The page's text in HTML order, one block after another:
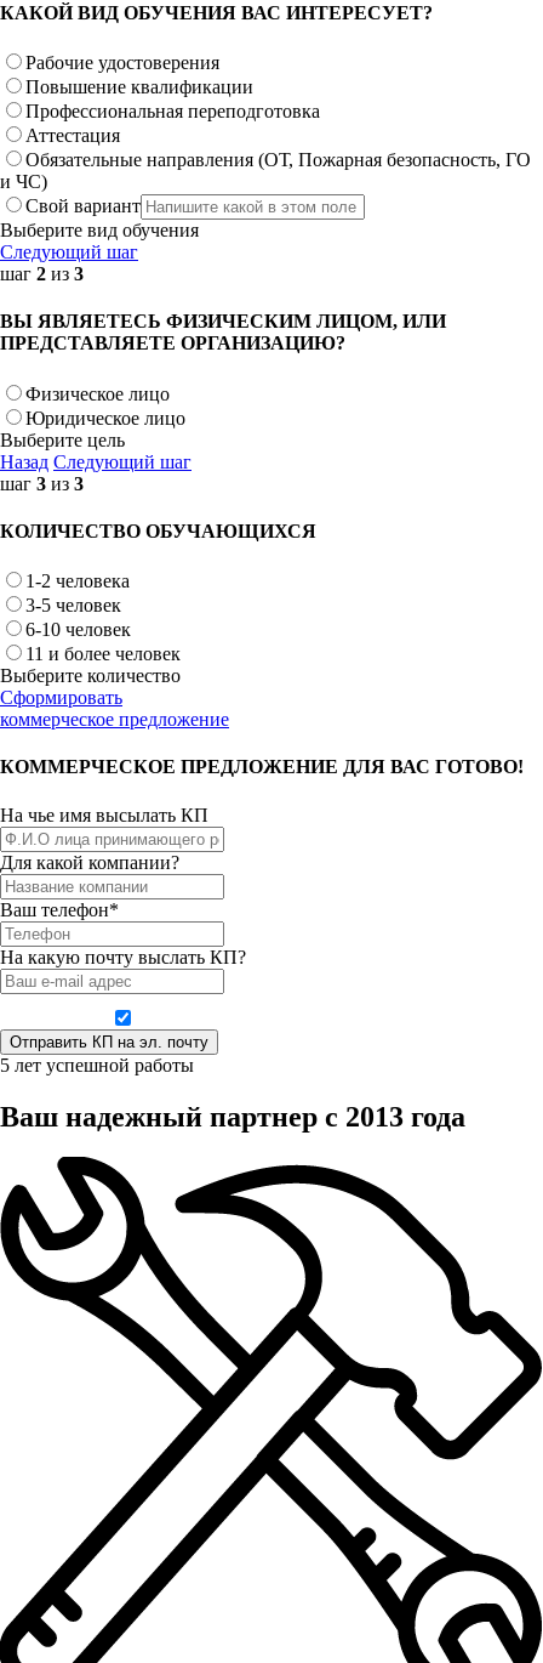
КАКОЙ ВИД ОБУЧЕНИЯ ВАС ИНТЕРЕСУЕТ?
Рабочие удостоверения
Повышение квалификации
Профессиональная переподготовка
Аттестация
Обязательные направления (ОТ, Пожарная безопасность, ГО
и ЧС)
Свой вариант
Выберите вид обучения
Следующий шаг
шаг 2 из 3
ВЫ ЯВЛЯЕТЕСЬ ФИЗИЧЕСКИМ ЛИЦОМ, ИЛИ
ПРЕДСТАВЛЯЕТЕ ОРГАНИЗАЦИЮ?
Физическое лицо
Юридическое лицо
Выберите цель
Назад Следующий шаг
шаг 3 из 3
КОЛИЧЕСТВО ОБУЧАЮЩИХСЯ
1-2 человека
3-5 человек
6-10 человек
11 и более человек
Выберите количество
Сформировать
коммерческое предложение
КОММЕРЧЕСКОЕ ПРЕДЛОЖЕНИЕ ДЛЯ ВАС ГОТОВО!
На чье имя высылать КП
Для какой компании?
Ваш телефон*
На какую почту выслать КП?
5 лет успешной работы
Ваш надежный партнер с 2013 года